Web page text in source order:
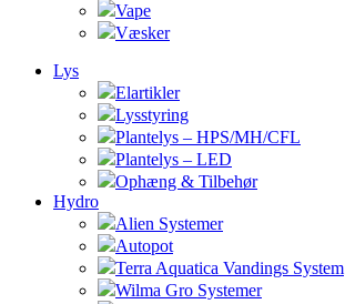
Vape
Væsker
Lys
Elartikler
Lysstyring
Plantelys – HPS/MH/CFL
Plantelys – LED
Ophæng & Tilbehør
Hydro
Alien Systemer
Autopot
Terra Aquatica Vandings System
Wilma Gro Systemer